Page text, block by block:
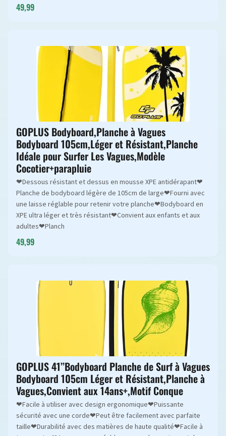
49,99
GOPLUS Bodyboard,Planche à Vagues
Bodyboard 105cm,Léger et Résistant,Planche
Idéale pour Surfer Les Vagues,Modèle
Cocotier+parapluie
❤Dessous résistant et dessus en mousse XPE antidérapant❤
Planche de bodyboard légère de 105cm de large❤Fourni avec
une laisse réglable pour retenir votre planche❤Bodyboard en
XPE ultra léger et très résistant❤Convient aux enfants et aux
adultes❤Planch
49,99
GOPLUS 41’’Bodyboard Planche de Surf à Vagues
Bodyboard 105cm Léger et Résistant,Planche à
Vagues,Convient aux 14ans+,Motif Conque
❤Facile à utiliser avec design ergonomique❤Puissante
sécurité avec une corde❤Peut être facilement avec parfaite
taille❤Durabilité avec des matières de haute qualité❤Facile à